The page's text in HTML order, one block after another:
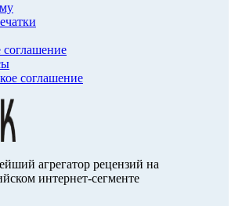
соглашение
агрегатор рецензий на
интернет-сегменте